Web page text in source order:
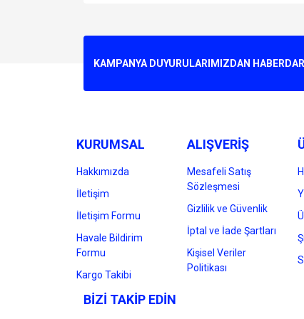
Ürün resmi kalitesiz, bozuk veya
Bu ürüne benzer farklı alternatifler olmalı.
KAMPANYA DUYURULARIMIZDAN
KURUMSAL
Hakkımızda
İletişim
İletişim Formu
Havale Bildirim
Formu
Kargo Takibi
ALIŞVERİŞ
Mesafeli Satış
Sözleşmesi
Gizlilik ve Güvenlik
İptal ve İade Şartları
Kişisel Veriler
Politikası
BİZİ TAKİP EDİN